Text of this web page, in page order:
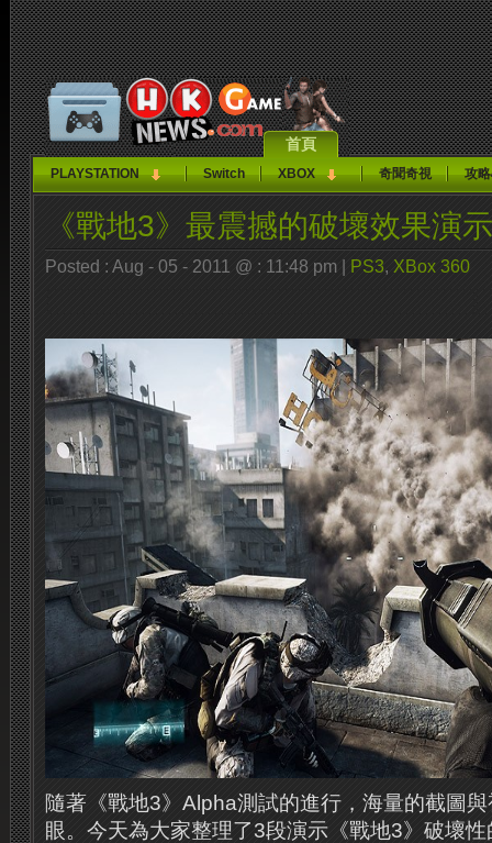
首頁
PLAYSTATION Switch XBOX 奇聞奇視 攻
《戰地3》最震撼的破壞效果演示
Posted : Aug - 05 - 2011 @ : 11:48 pm | PS3, XBox 360
隨著《戰地3》Alpha測試的進行，海量的截圖
眼。 今天為大家整理了3段演示《戰地3》破壞